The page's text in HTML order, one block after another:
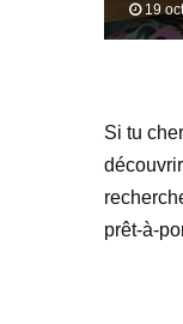
19
Si tu
prêt-à-